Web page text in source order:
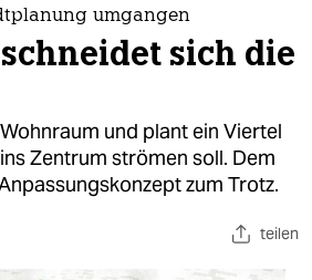
umgangen
sich die
und plant ein Viertel
Zentrum strömen soll. Dem
zum Trotz.
teilen